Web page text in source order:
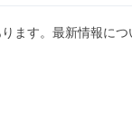
ます。最新情報に